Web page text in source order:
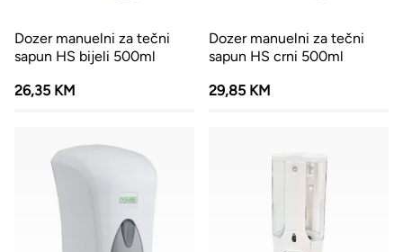
Dozer manuelni za tečni
sapun HS bijeli 500ml
26,35 KM
Dozer manuelni za tečni
sapun HS crni 500ml
29,85 KM